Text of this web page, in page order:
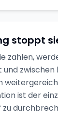
stoppt
zahlen,
zwischen
ist der
zu